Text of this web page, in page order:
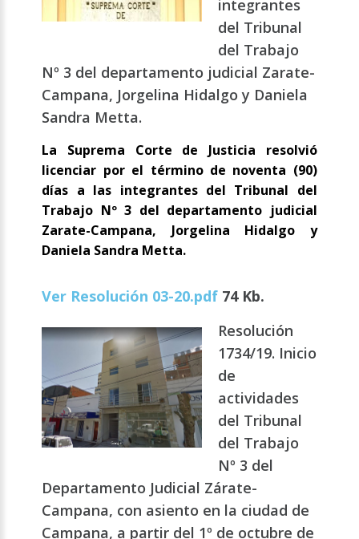
integrantes
del Tribunal
del Trabajo
Nº 3 del departamento judicial Zarate-
Campana, Jorgelina Hidalgo y Daniela
Sandra Metta.
La Suprema Corte de Justicia resolvió
licenciar por el término de noventa (90)
días a las integrantes del Tribunal del
Trabajo Nº 3 del departamento judicial
Zarate-Campana, Jorgelina Hidalgo y
Daniela Sandra Metta.
Ver Resolución 03-20.pdf 74 Kb.
Resolución
1734/19. Inicio
de
actividades
del Tribunal
del Trabajo
Nº 3 del
Departamento Judicial Zárate-
Campana, con asiento en la ciudad de
Campana, a partir del 1º de octubre de